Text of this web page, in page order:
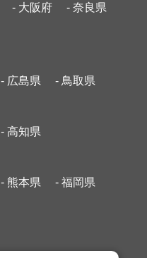
- 大阪府
- 奈良県
- 広島県 - 鳥取県
- 高知県
- 熊本県
- 福岡県